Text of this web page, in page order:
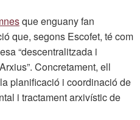
que enguany fan
que, segons Escofet, té com
“descentralitzada i
Concretament, ell
planificació i coordinació de
i tractament arxivístic de